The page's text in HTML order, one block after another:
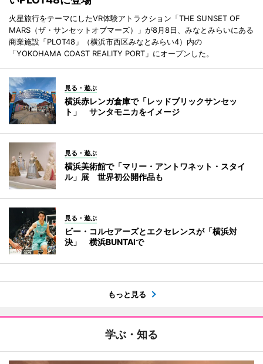
火星旅行をテーマにしたVR体験アトラクション「THE SUNSET OF
MARS（ザ・サンセットオブマーズ）」が8月8日、みなとみらいにある
商業施設「PLOT48」（横浜市西区みなとみらい4）内の
「YOKOHAMA COAST REALITY PORT」にオープンした。
見る・遊ぶ
横浜赤レンガ倉庫で「レッドブリックサンセッ
ト」 サンタモニカをイメージ
見る・遊ぶ
横浜美術館で「マリー・アントワネット・スタイ
ル」展 世界初公開作品も
見る・遊ぶ
ビー・コルセアーズとエクセレンスが「横浜対
決」 横浜BUNTAIで
もっと見る
学ぶ・知る